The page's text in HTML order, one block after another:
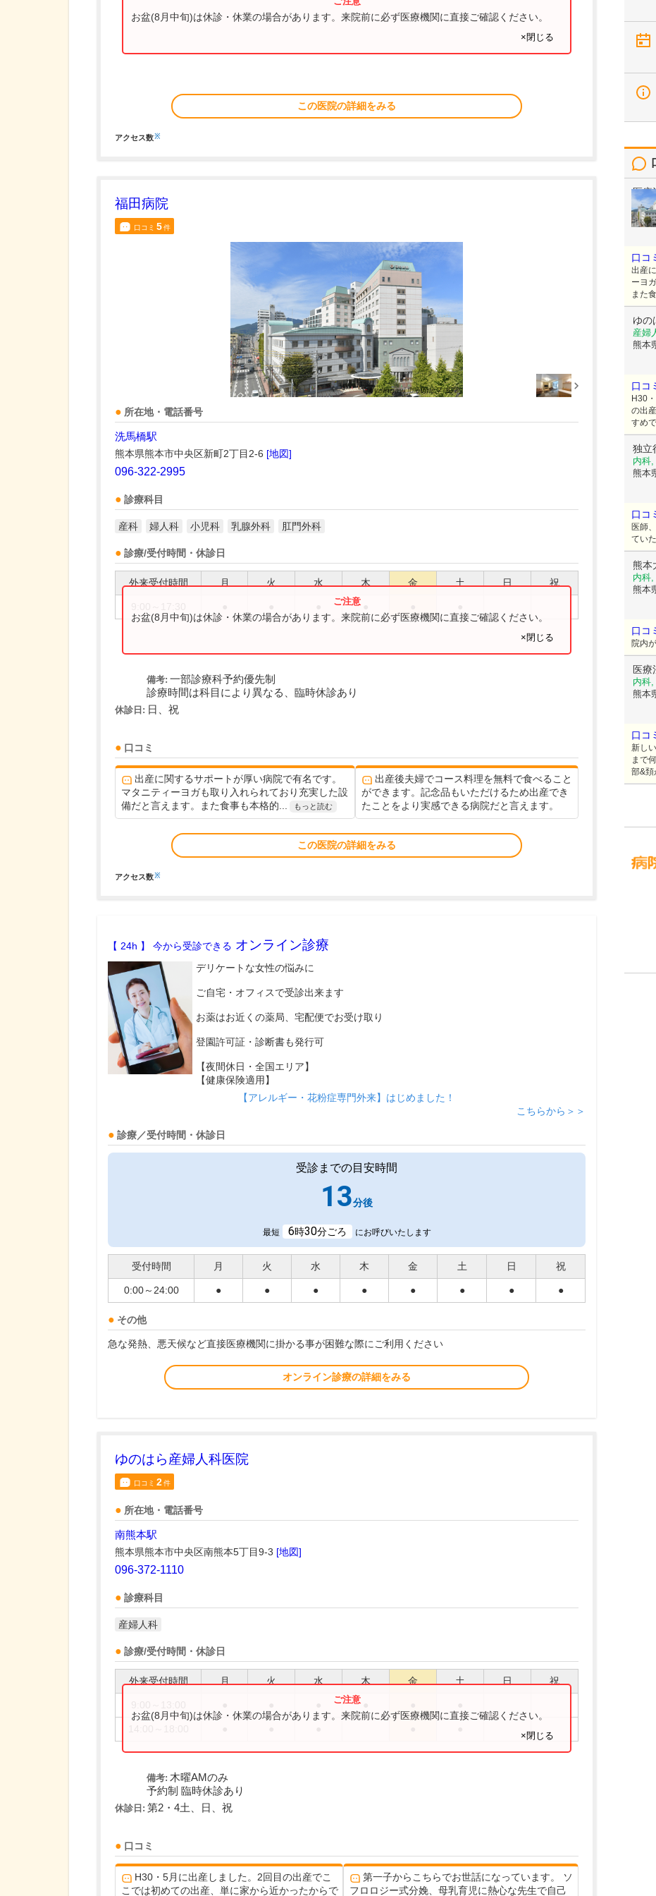
お盆(8月中旬)は休診・休業の場合があります。来院前に必ず医療機関に直接ご確認ください。
×閉じる
この医院の詳細をみる
アクセス数※
福田病院
口コミ 5件
所在地・電話番号
洗馬橋駅
熊本県熊本市中央区新町2丁目2-6 [地図]
096-322-2995
診療科目
産科 婦人科 小児科 乳腺外科 肛門外科
診療/受付時間・休診日
外来受付時間 月 火 水 木 金 土 日 祝
お盆(8月中旬)は休診・休業の場合があります。来院前に必ず医療機関に直接ご確認ください。
×閉じる
備考: 一部診療科予約優先制
診療時間は科目により異なる、臨時休診あり
休診日: 日、祝
口コミ
出産に関するサポートが厚い病院で有名です。
マタニティーヨガも取り入れられており充実した設
備だと言えます。また食事も本格的...
もっと読む
出産後夫婦でコース料理を無料で食べること
ができます。記念品もいただけるため出産でき
たことをより実感できる病院だと言えます。
この医院の詳細をみる
アクセス数※
【 24h 】 今から受診できる オンライン診療
デリケートな女性の悩みに
ご自宅・オフィスで受診出来ます
お薬はお近くの薬局、宅配便でお受け取り
登園許可証・診断書も発行可
【夜間休日・全国エリア】
【健康保険適用】
【アレルギー・花粉症専門外来】はじめました！
こちらから＞＞
診療／受付時間・休診日
受診までの目安時間
13分後
最短 6時30分ごろ にお呼びいたします
受付時間 月 火 水 木 金 土 日 祝
0:00～24:00 ● ● ● ● ● ● ● ●
その他
急な発熱、悪天候など直接医療機関に掛かる事が困難な際にご利用ください
オンライン診療の詳細をみる
ゆのはら産婦人科医院
口コミ 2件
所在地・電話番号
南熊本駅
熊本県熊本市中央区南熊本5丁目9-3 [地図]
096-372-1110
診療科目
産婦人科
診療/受付時間・休診日
外来受付時間 月 火 水 木 金 土 日 祝
お盆(8月中旬)は休診・休業の場合があります。来院前に必ず医療機関に直接ご確認ください。
×閉じる
備考: 木曜AMのみ
予約制 臨時休診あり
休診日: 第2・4土、日、祝
口コミ
H30・5月に出産しました。2回目の出産でこ
こでは初めての出産、単に家から近かったからで
第一子からこちらでお世話になっています。 ソ
フロロジー式分娩、母乳育児に熱心な先生で自己
医療
産
熊本
口コ
出産
ーヨ
また
ゆの
産婦
熊本
口コ
H30
の出
すめ
独立
内科
熊本
口コ
医師
ていた
熊本
内科
熊本
口コ
院内
医療
内科
熊本
口コ
新し
まで
部&頚